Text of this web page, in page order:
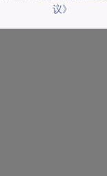
议》